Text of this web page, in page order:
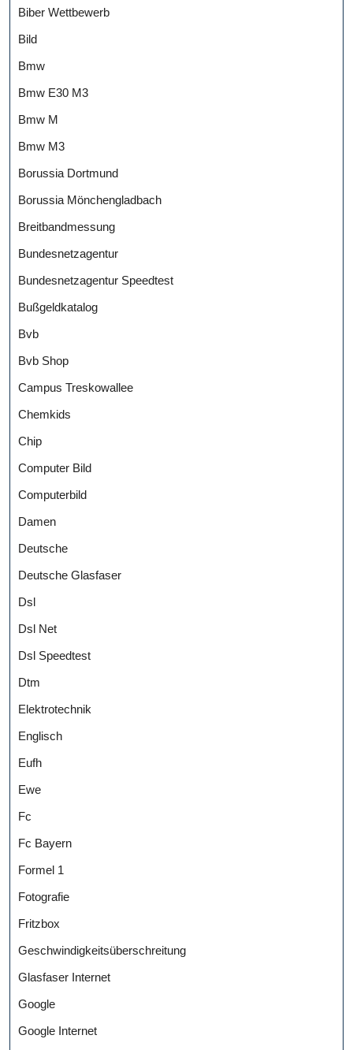
Biber Wettbewerb
Bild
Bmw
Bmw E30 M3
Bmw M
Bmw M3
Borussia Dortmund
Borussia Mönchengladbach
Breitbandmessung
Bundesnetzagentur
Bundesnetzagentur Speedtest
Bußgeldkatalog
Bvb
Bvb Shop
Campus Treskowallee
Chemkids
Chip
Computer Bild
Computerbild
Damen
Deutsche
Deutsche Glasfaser
Dsl
Dsl Net
Dsl Speedtest
Dtm
Elektrotechnik
Englisch
Eufh
Ewe
Fc
Fc Bayern
Formel 1
Fotografie
Fritzbox
Geschwindigkeitsüberschreitung
Glasfaser Internet
Google
Google Internet